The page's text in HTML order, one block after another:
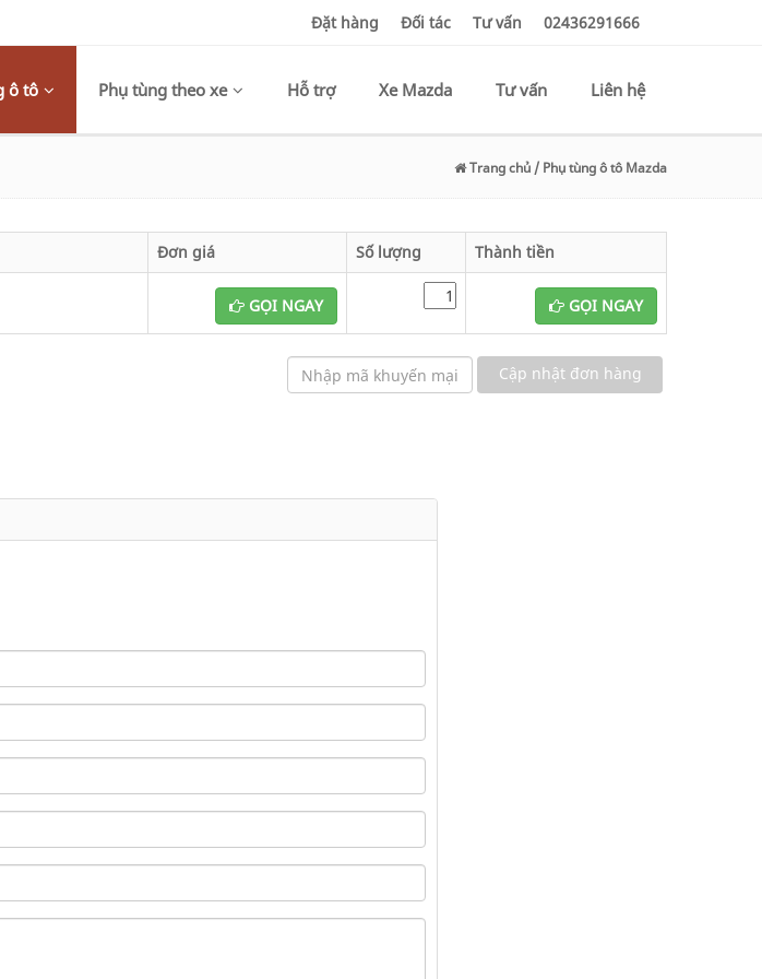
Đặt hàng Đối tác Tư vấn 02436291666
ô tô Phụ tùng theo xe Hỗ trợ Xe Mazda Tư vấn Liên hệ
Trang chủ / Phụ tùng ô tô Mazda
Đơn giá Số lượng
Thành tiền
GỌI NGAY GỌI NGAY